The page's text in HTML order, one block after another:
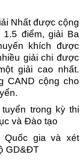
Nhất được cộng
điểm, giải Ba
khích được
giải chi được
giải cao nhất.
CAND cộng cho
trong kỳ thi
và Đào tạo
Quốc gia và xét
GD&ĐT